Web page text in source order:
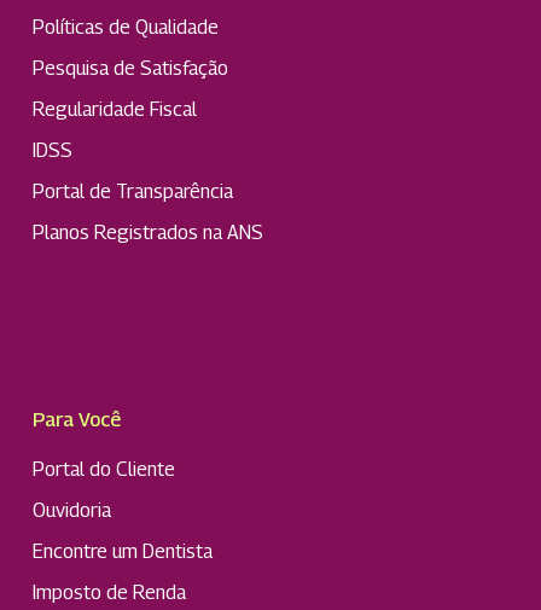
Políticas de Qualidade
Pesquisa de Satisfação
Regularidade Fiscal
IDSS
Portal de Transparência
Planos Registrados na ANS
Para Você
Portal do Cliente
Ouvidoria
Encontre um Dentista
Imposto de Renda